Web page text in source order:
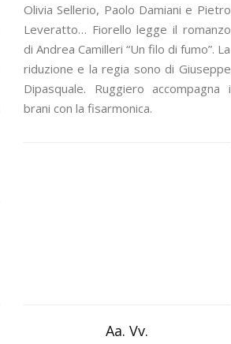
Olivia Sellerio, Paolo Damiani e Pietro
Leveratto… Fiorello legge il romanzo
di Andrea Camilleri “Un filo di fumo”. La
riduzione e la regia sono di Giuseppe
Dipasquale. Ruggiero accompagna i
brani con la fisarmonica.
Aa. Vv.